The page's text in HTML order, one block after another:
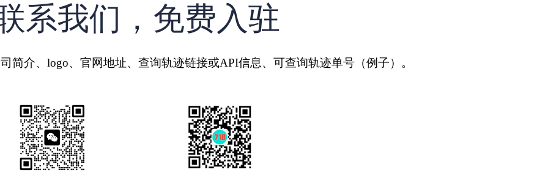
系我们，免费入驻
简介、logo、官网地址、查询轨迹链接或API信息、可查询轨迹单号（例子）。